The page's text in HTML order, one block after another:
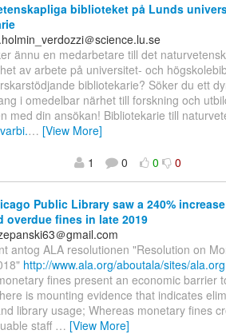
biblioteket på Lunds
＠science.lu.se
ännu en medarbetare till det
av arbete på universitet- och
bibliotekarie? Söker du ett
i omedelbar närhet till forskning och
med din ansökan! Bibliotekarie till
… [View More]
1
0 0 0
Public Library saw a 240%
overdue fines in late 2019
＠gmail.com
antog ALA resolutionen "Resolution on
http://www.ala.org/aboutala/sites/
fines present an economic barrier
is mounting evidence that indicates
library usage; Whereas monetary fines
staff … [View More]